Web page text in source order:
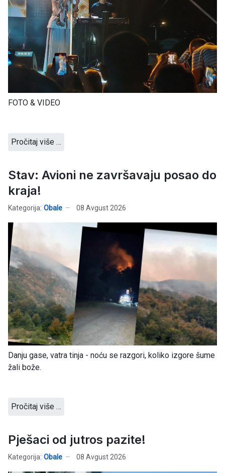
FOTO & VIDEO
Pročitaj više …
Stav: Avioni ne završavaju posao do
kraja!
Kategorija: Obale 08 Avgust 2026
Danju gase, vatra tinja - noću se razgori, koliko izgore šume
žali bože.
Pročitaj više …
Pješaci od jutros pazite!
Kategorija: Obale 08 Avgust 2026